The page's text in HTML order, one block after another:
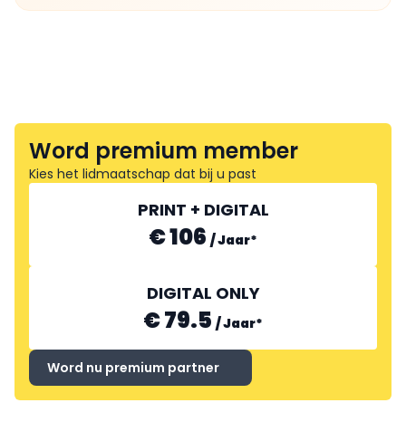
Word premium member
Kies het lidmaatschap dat bij u past
PRINT + DIGITAL
€ 106 /Jaar*
DIGITAL ONLY
€ 79.5 /Jaar*
Word nu premium partner